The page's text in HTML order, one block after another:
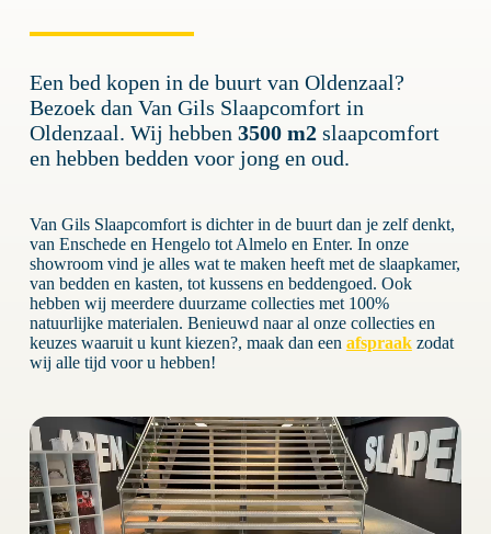
Een bed kopen in de buurt van Oldenzaal?
Bezoek dan Van Gils Slaapcomfort in
Oldenzaal. Wij hebben 3500 m2slaapcomfort
en hebben bedden voor jong en oud.
Van Gils Slaapcomfort is dichter in de buurt dan je zelf denkt,
van Enschede en Hengelo tot Almelo en Enter. In onze
showroom vind je alles wat te maken heeft met de slaapkamer,
van bedden en kasten, tot kussens en beddengoed. Ook
hebben wij meerdere duurzame collecties met 100%
natuurlijke materialen. Benieuwd naar al onze collecties en
keuzes waaruit u kunt kiezen?, maak dan een afspraakzodat
wij alle tijd voor u hebben!